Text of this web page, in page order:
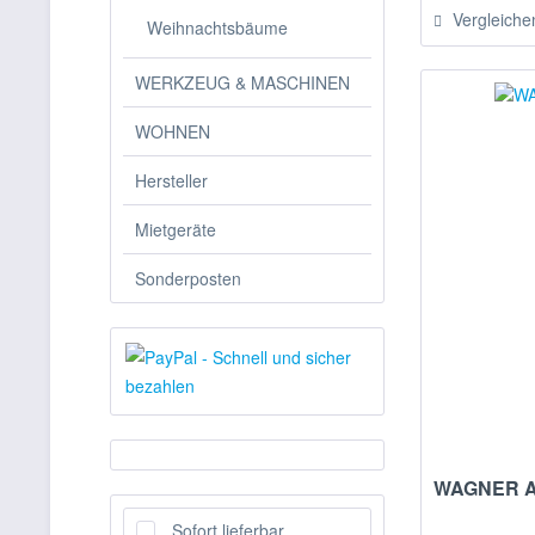
Weihnachtsbäume
WERKZEUG & MASCHINEN
WOHNEN
Hersteller
Mietgeräte
Sonderposten
Sofort lieferbar
WAGNER